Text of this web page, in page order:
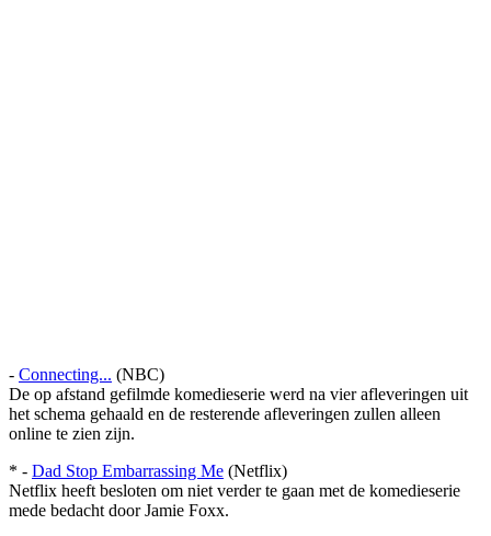
- Connecting... (NBC)
De op afstand gefilmde komedieserie werd na vier afleveringen uit
het schema gehaald en de resterende afleveringen zullen alleen
online te zien zijn.
* - Dad Stop Embarrassing Me (Netflix)
Netflix heeft besloten om niet verder te gaan met de komedieserie
mede bedacht door Jamie Foxx.